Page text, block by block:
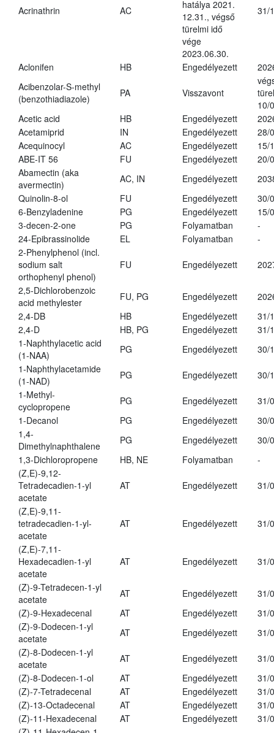
Acrinathrin AC
hatálya 2021.
12.31., végső
türelmi idő
vége
2023.06.30.
31/
Aclonifen HB Engedélyezett
Acibenzolar-S-methyl
(benzothiadiazole)
PA Visszavont
10/
Acetic acid
HB Engedélyezett
Acetamiprid
IN Engedélyezett
28/
Acequinocyl
AC Engedélyezett
15/
ABE-IT 56
FU Engedélyezett
20/
Abamectin (aka
avermectin)
AC, IN Engedélyezett
Quinolin-8-ol
FU Engedélyezett
30/
6-Benzyladenine
PG Engedélyezett
15/
3-decen-2-one
PG Folyamatban
-
24-Epibrassinolide
EL Folyamatban
-
2-Phenylphenol (incl.
sodium salt
orthophenyl phenol)
FU Engedélyezett
2,5-Dichlorobenzoic
acid methylester
FU, PG Engedélyezett
2,4-DB
HB Engedélyezett
31/
2,4-D
HB, PG Engedélyezett
31/
1-Naphthylacetic acid
(1-NAA)
PG Engedélyezett
30/
1-Naphthylacetamide
(1-NAD)
PG Engedélyezett
30/
1-Methyl-
cyclopropene
PG Engedélyezett
31/
1-Decanol
PG Engedélyezett
30/
1,4-
Dimethylnaphthalene
PG Engedélyezett
30/
1,3-Dichloropropene
HB, NE Folyamatban
-
(Z,E)-9,12-
Tetradecadien-1-yl
acetate
AT Engedélyezett 31/
(Z,E)-9,11-
tetradecadien-1-yl-
acetate
AT Engedélyezett 31/
(Z,E)-7,11-
Hexadecadien-1-yl
acetate
AT Engedélyezett 31/
(Z)-9-Tetradecen-1-yl
acetate
AT Engedélyezett
31/
(Z)-9-Hexadecenal
AT Engedélyezett
31/
(Z)-9-Dodecen-1-yl
acetate
AT Engedélyezett
31/
(Z)-8-Dodecen-1-yl
acetate
AT Engedélyezett
31/
(Z)-8-Dodecen-1-ol
AT Engedélyezett
31/
(Z)-7-Tetradecenal
AT Engedélyezett
31/
(Z)-13-Octadecenal
AT Engedélyezett
31/
(Z)-11-Hexadecenal
AT Engedélyezett
31/